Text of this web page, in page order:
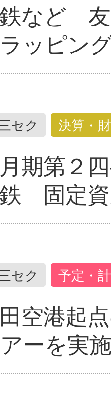
など
ッピン
セク 決算・
期第２
固定
セク 予定・
空港起
ーを実施